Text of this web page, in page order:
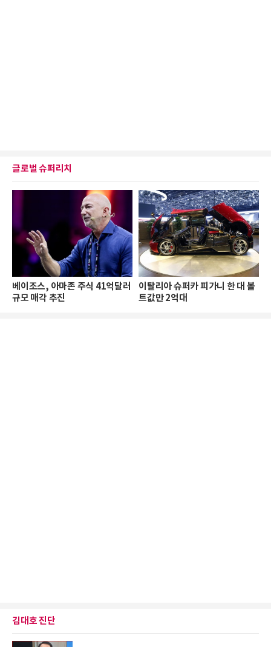
글로벌 슈퍼리치
베이조스, 아마존 주식 41억달러
규모 매각 추진
이탈리아 슈퍼카 피가니 한 대 볼
트값만 2억대
김대호 진단